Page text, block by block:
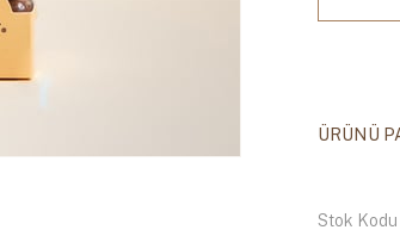
ÜRÜNÜ
Stok Kodu